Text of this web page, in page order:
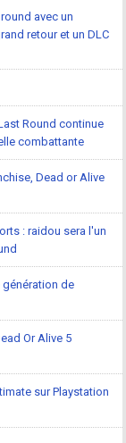
avec un
retour et un DLC
Round continue
combattante
Dead or Alive
: raidou sera l'un
génération de
Or Alive 5
sur Playstation